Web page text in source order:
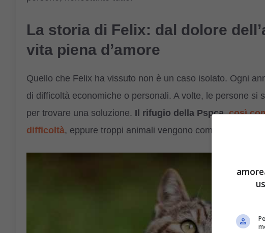
La storia di Felix: dal dolore
vita piena d’amore
Quello che Felix ha vissuto non è un caso isolato. Ogni
di difficoltà economiche o personali. A volte, le persone si
per trovare una soluzione. Il rifugio della Pspca,così
difficoltà, eppure troppi animali vengono comunque